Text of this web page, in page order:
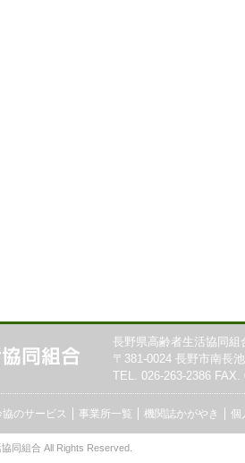
長野県高齢者生活協同組
〒381-0024 長野市南長
TEL. 026-263-2386 FAX.
協のサービス 事業所一覧 機関誌かがやき 個
同組合 All Rights Reserved.